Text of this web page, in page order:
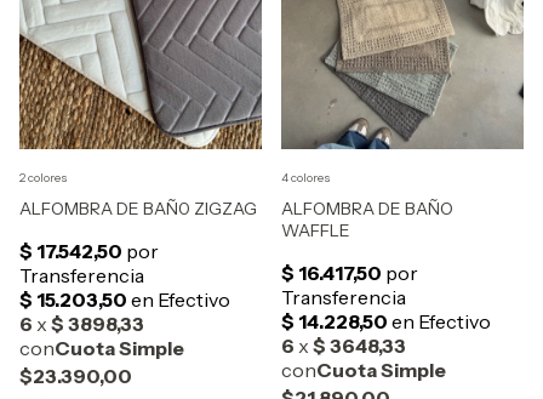
ALFOMBRA DE BAÑ0 ZIGZAG
$23.390,00
2 colores
ALFOMBRA DE BAÑO
WAFFLE
4 colores